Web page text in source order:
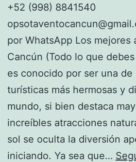
+52 (998) 8841540
por WhatsApp Los mejores
Cancún (Todo lo que
es conocido por ser una de
turísticas más hermosas y
mundo, si bien destaca
increíbles atracciones
sol se oculta la diversión
iniciando. Ya sea que…